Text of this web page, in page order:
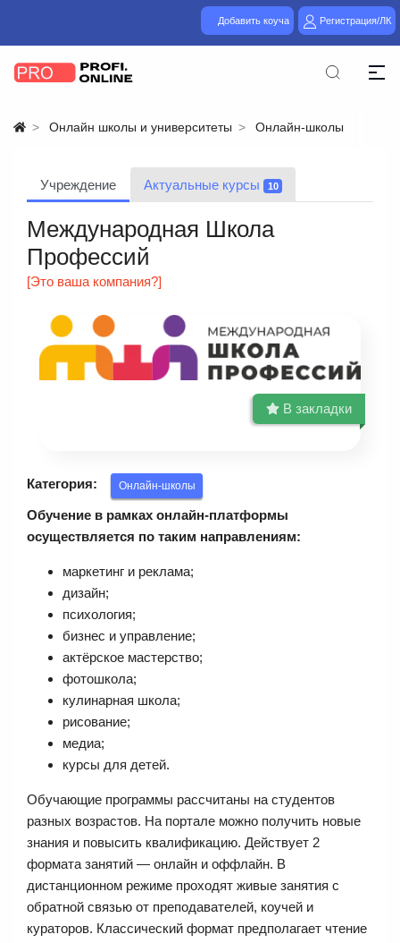
Добавить коуча Регистрация/ЛК
Онлайн школы и университеты Онлайн-школы
Учреждение Актуальные курсы 10
Международная Школа
Профессий
[Это ваша компания?]
В закладки
Категория: Онлайн-школы
Обучение в рамках онлайн-платформы
осуществляется по таким направлениям:
маркетинг и реклама;
дизайн;
психология;
бизнес и управление;
актёрское мастерство;
фотошкола;
кулинарная школа;
рисование;
медиа;
курсы для детей.
Обучающие программы рассчитаны на студентов
разных возрастов. На портале можно получить новые
знания и повысить квалификацию. Действует 2
формата занятий — онлайн и оффлайн. В
дистанционном режиме проходят живые занятия с
обратной связью от преподавателей, коучей и
кураторов. Классический формат предполагает чтение